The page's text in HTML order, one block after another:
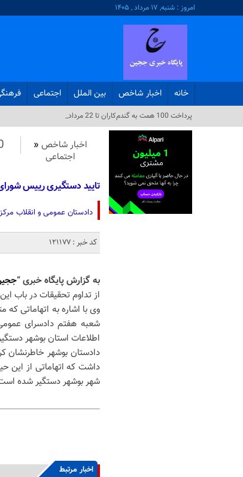
امروز : شنبه, ۱۷ مرداد , ۱۴۰۵
خانه اخبار شاخص بین الملل اجتماعی
«_
اخبار شاخص «
اجتماعی
0
تایید دستگیری رییس
دادستان عمومی و انقلاب
کد خبر : 121177
به گزارش پایگاه خبری “
از تداوم تحقیقات در باب
وی با اشاره به اتهاماتی
اطلاعات استان بوشهر
دادستان بوشهر خاطرنشان
داشت که اتهاماتی از این
شهر بوشهر دستگیر شده
اخبار مرتبط